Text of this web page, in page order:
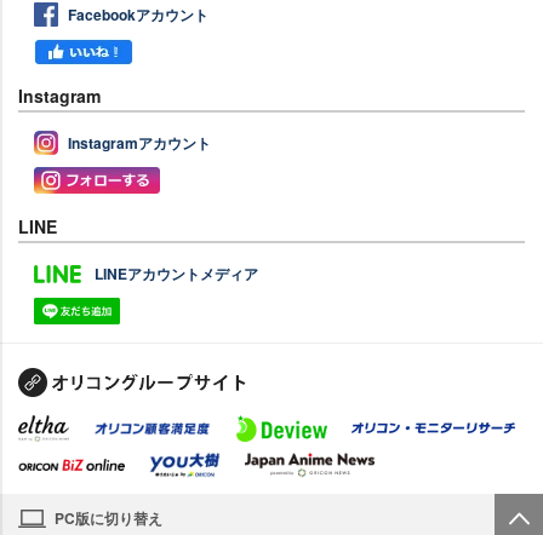
Facebookアカウント
Instagram
Instagramアカウント
LINE
LINEアカウントメディア
PC版に切り替え